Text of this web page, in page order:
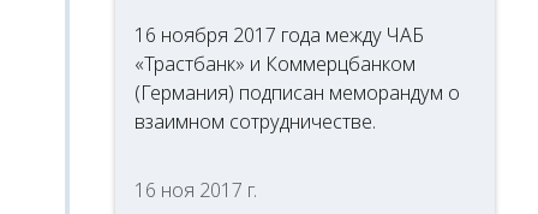
16 ноября 2017 года между ЧАБ
«Трастбанк» и Коммерцбанком
(Германия) подписан меморандум о
взаимном сотрудничестве.
16 ноя 2017 г.